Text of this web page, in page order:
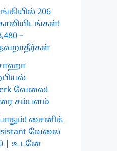
206
காலியிடங்கள்!
–
வேலை!
சம்பளம்
சைனிக்
வேலை
| உடனே